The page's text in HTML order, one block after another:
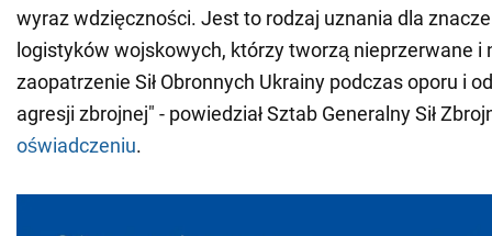
wyraz wdzięczności. Jest to rodzaj uznania dla
logistyków wojskowych, którzy tworzą nieprzerwane i
zaopatrzenie Sił Obronnych Ukrainy podczas oporu i
agresji zbrojnej" - powiedział Sztab Generalny Sił
oświadczeniu.